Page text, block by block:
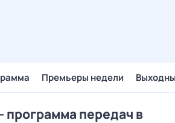
Премьеры недели
программа передач в